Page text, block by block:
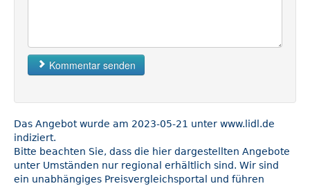
Kommentar senden
Das Angebot wurde am 2023-05-21 unter www.lidl.de
indiziert.
Bitte beachten Sie, dass die hier dargestellten Angebote
unter Umständen nur regional erhältlich sind. Wir sind
ein unabhängiges Preisvergleichsportal und führen